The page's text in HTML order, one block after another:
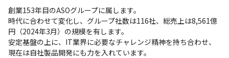
創業153年目のASOグループに属します。
時代に合わせて変化し、グループ社数は116社、総売上は8,561億
円（2024年3月）の規模を有します。
安定基盤の上に、IT業界に必要なチャレンジ精神を持ち合わせ、
現在は自社製品開発にも力を入れています。